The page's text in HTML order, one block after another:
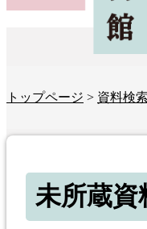
トップページ > 資料検索
未所蔵資